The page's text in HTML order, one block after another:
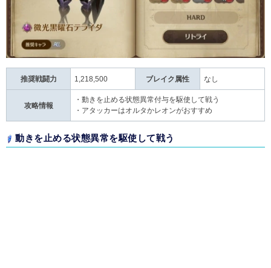
推奨戦闘力 1,218,500 ブレイク属性 なし
攻略情報
・動きを止める状態異常付与を駆使して戦う
・アタッカーはオルタかレオンがおすすめ
動きを止める状態異常を駆使して戦う